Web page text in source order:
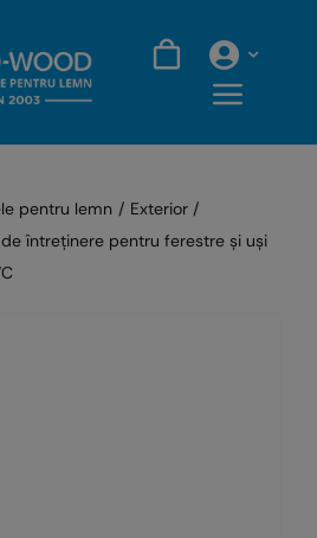
pentru lemn
Exterior
întreținere pentru ferestre și uși